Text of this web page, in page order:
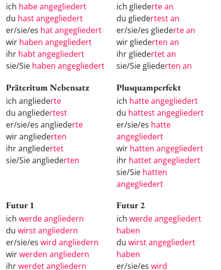
ich habe angegliedert
du hast angegliedert
er/sie/es hat angegliedert
wir haben angegliedert
ihr habt angegliedert
sie/Sie haben angegliedert
ich gliederte an
du gliedertest an
er/sie/es gliederte an
wir gliederten an
ihr gliedertet an
sie/Sie gliederten an
Präteritum Nebensatz
ich angliederte
du angliedertest
er/sie/es angliederte
wir angliederten
ihr angliedertet
sie/Sie angliederten
Plusquamperfekt
ich hatte angegliedert
du hattest angegliedert
er/sie/es hatte
angegliedert
wir hatten angegliedert
ihr hattet angegliedert
sie/Sie hatten
angegliedert
Futur 1
ich werde angliedern
du wirst angliedern
er/sie/es wird angliedern
wirwerden angliedern
ihrwerdet angliedern
Futur 2
ich werde angegliedert
haben
du wirst angegliedert
haben
er/sie/es wird